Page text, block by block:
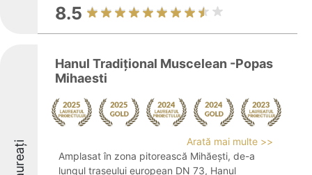
8.5
Laureați
Hanul Tradițional Muscelean -Popas
Mihaesti
Arată mai multe >>
Amplasat în zona pitorească Mihăești, de-a
lungul traseului european DN 73, Hanul